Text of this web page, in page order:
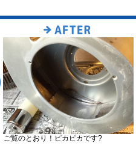
ご覧のとおり！ピカピカです?